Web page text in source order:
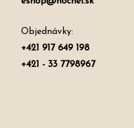
Objednávky:
+421 917 649 198
+421 - 33 7798967